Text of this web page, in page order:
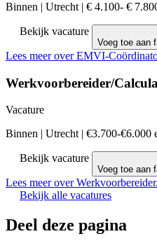
Binnen | Utrecht | € 4.100- €
Bekijk vacature
Voeg toe aan
Lees meer over EMVI-
Werkvoorbereider/
Vacature
Binnen | Utrecht | €3.700-€6.000
Bekijk vacature
Voeg toe aan
Lees meer over
Bekijk alle vacatures
Deel deze pagina